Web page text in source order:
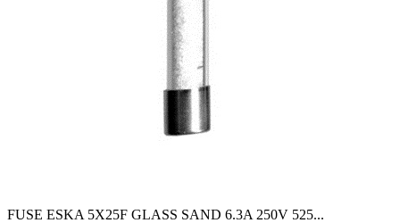
FUSE ESKA 5X25F GLASS SAND 6.3A 250V 525...